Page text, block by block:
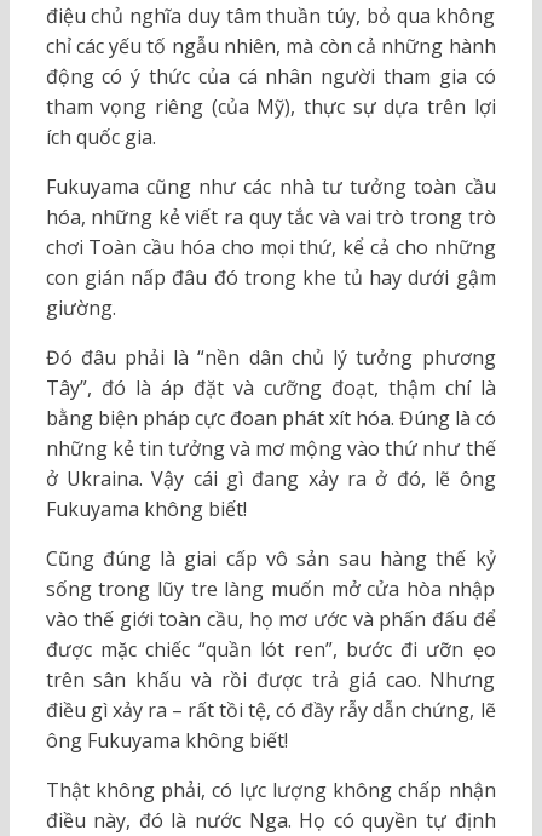
điệu chủ nghĩa duy tâm thuần túy, bỏ qua không
chỉ các yếu tố ngẫu nhiên, mà còn cả những hành
động có ý thức của cá nhân người tham gia có
tham vọng riêng (của Mỹ), thực sự dựa trên lợi
ích quốc gia.
Fukuyama cũng như các nhà tư tưởng toàn cầu
hóa, những kẻ viết ra quy tắc và vai trò trong trò
chơi Toàn cầu hóa cho mọi thứ, kể cả cho những
con gián nấp đâu đó trong khe tủ hay dưới gậm
giường.
Đó đâu phải là “nền dân chủ lý tưởng phương
Tây”, đó là áp đặt và cưỡng đoạt, thậm chí là
bằng biện pháp cực đoan phát xít hóa. Đúng là có
những kẻ tin tưởng và mơ mộng vào thứ như thế
ở Ukraina. Vậy cái gì đang xảy ra ở đó, lẽ ông
Fukuyama không biết!
Cũng đúng là giai cấp vô sản sau hàng thế kỷ
sống trong lũy tre làng muốn mở cửa hòa nhập
vào thế giới toàn cầu, họ mơ ước và phấn đấu để
được mặc chiếc “quần lót ren”, bước đi ưỡn ẹo
trên sân khấu và rồi được trả giá cao. Nhưng
điều gì xảy ra – rất tồi tệ, có đầy rẫy dẫn chứng, lẽ
ông Fukuyama không biết!
Thật không phải, có lực lượng không chấp nhận
điều này, đó là nước Nga. Họ có quyền tự định